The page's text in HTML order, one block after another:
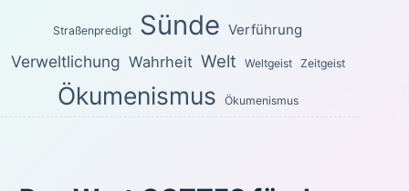
Straßenpredigt Sünde Verführung
Verweltlichung Wahrheit Welt Weltgeist Zeitgeist
Ökumenismus Ökumenismus